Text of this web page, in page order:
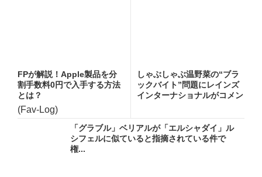
FPが解説！Apple製品を分
割手数料0円で入手する方法
とは？
(Fav-Log)
しゃぶしゃぶ温野菜の“ブラ
ックバイト”問題にレインズ
インターナショナルがコメン
「グラブル」ベリアルが「エルシャダイ」ル
シフェルに似ていると指摘されている件で
権...